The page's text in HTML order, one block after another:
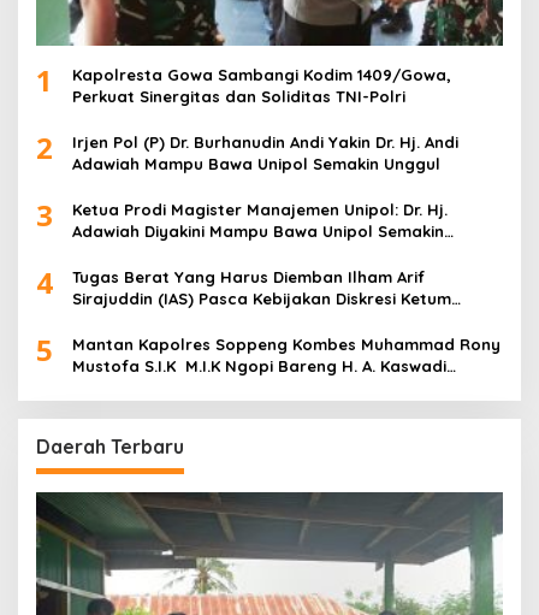
1
Kapolresta Gowa Sambangi Kodim 1409/Gowa,
Perkuat Sinergitas dan Soliditas TNI-Polri
2
Irjen Pol (P) Dr. Burhanudin Andi Yakin Dr. Hj. Andi
Adawiah Mampu Bawa Unipol Semakin Unggul
3
Ketua Prodi Magister Manajemen Unipol: Dr. Hj.
Adawiah Diyakini Mampu Bawa Unipol Semakin
4
Tugas Berat Yang Harus Diemban Ilham Arif
Sirajuddin (IAS) Pasca Kebijakan Diskresi Ketum
5
Mantan Kapolres Soppeng Kombes Muhammad Rony
Mustofa S.I.K M.I.K Ngopi Bareng H. A. Kaswadi
Daerah Terbaru